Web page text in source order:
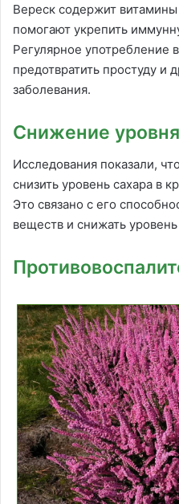
Вереск содержит
помогают укрепить
Регулярное употребление
предотвратить простуду и
заболевания.
Снижение
Исследования показали,
снизить уровень сахара в
Это связано с его
веществ и снижать